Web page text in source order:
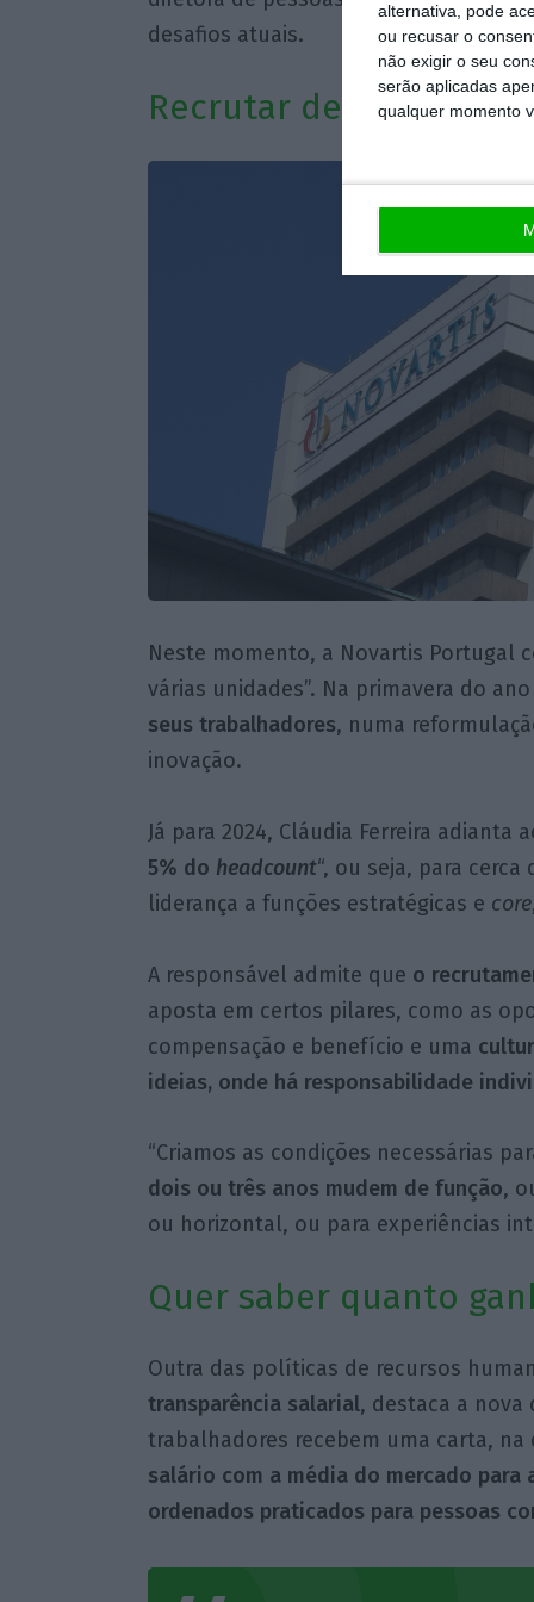
alternativa, pode
ou recusar o
não exigir o seu
serão aplicadas
qualquer momento
desafios atuais.
Recrutar depois de
Neste momento, a Novartis Portugal
várias unidades”. Na primavera do
seus trabalhadores, numa
inovação.
Já para 2024, Cláudia Ferreira adianta
5% do headcount“, ou seja, para cerca
liderança a funções estratégicas e core
A responsável admite que o
aposta em certos pilares, como as
compensação e benefício e uma
ideias, onde há responsabilidade
“Criamos as condições necessárias
dois ou três anos mudem de função,
ou horizontal, ou para experiências
Quer saber quanto
Outra das políticas de recursos
transparência salarial, destaca a nova
trabalhadores recebem uma carta,
salário com a média do mercado para
ordenados praticados para pessoas